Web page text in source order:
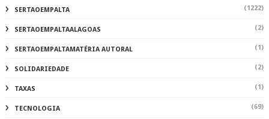
SERTAOEMPALTA (1222)
SERTAOEMPALTAALAGOAS (2)
SERTAOEMPALTAMATÉRIA AUTORAL (1)
SOLIDARIEDADE (2)
TAXAS (1)
TECNOLOGIA (69)